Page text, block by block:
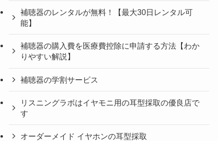
補聴器のレンタルが無料！【最大30日レンタル可
能】
補聴器の購入費を医療費控除に申請する方法【わか
りやすい解説】
補聴器の学割サービス
リスニングラボはイヤモニ用の耳型採取の優良店で
す
オーダーメイド イヤホンの耳型採取